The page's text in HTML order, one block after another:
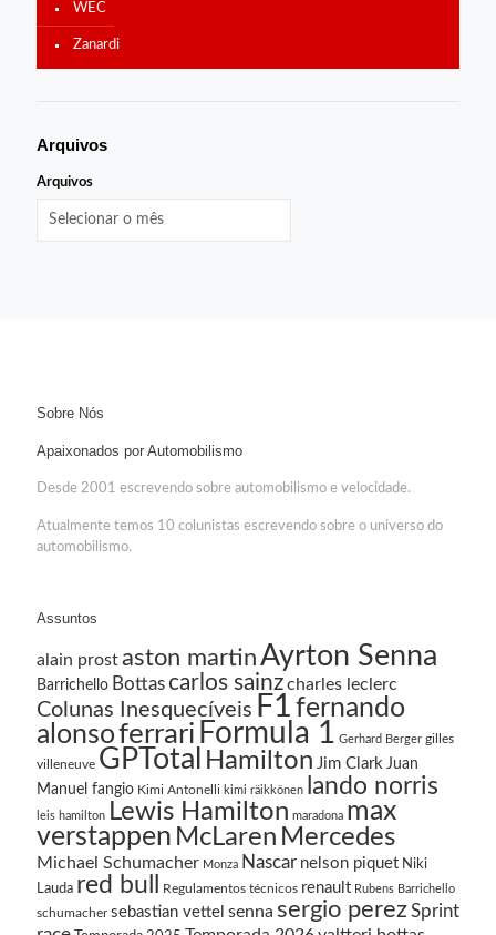
WEC
Zanardi
Arquivos
Arquivos
Sobre Nós
Apaixonados por Automobilismo
Desde 2001 escrevendo sobre automobilismo e velocidade.
Atualmente temos 10 colunistas escrevendo sobre o universo do
automobilismo.
Assuntos
alain prostaston martinAyrton Senna
Barrichello Bottas carlos sainzcharles leclerc
Colunas Inesquecíveis F1 fernando
alonsoferrari Formula 1 Gerhard Berger gilles
villeneuve GPTotal Hamilton Jim Clark Juan
Manuel fangio Kimi Antonelli kimi räikkönen lando norris
leis hamilton Lewis Hamilton maradona max
verstappen McLaren Mercedes
Michael Schumacher Monza Nascar nelson piquet Niki
Lauda red bull Regulamentos técnicos renault Rubens Barrichello
schumacher sebastian vettel senna sergio perezSprint